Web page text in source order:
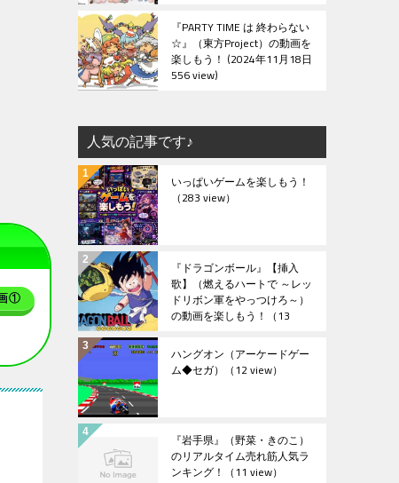
①
『PARTY TIME は 終わらない
☆』（東方Project）の動画を
楽しもう！ 2024年11月18日
556 view
人気の記事です♪
いっぱいゲームを楽しもう！
（283 view）
『ドラゴンボール』【挿入
歌】（燃えるハートで ～レッ
ドリボン軍をやっつけろ～）
の動画を楽しもう！ （13
ハングオン（アーケードゲー
ム◆セガ） （12 view）
『岩手県』（野菜・きのこ）
のリアルタイム売れ筋人気ラ
ンキング！ （11 view）